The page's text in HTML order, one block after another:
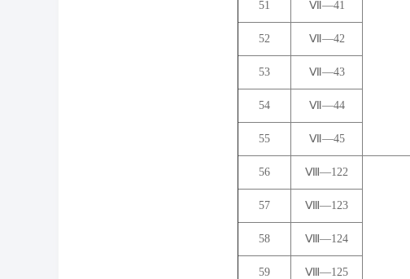
51 Ⅶ―41
52 Ⅶ―42
53 Ⅶ―43
54 Ⅶ―44
55 Ⅶ―45
56 Ⅷ―122
57 Ⅷ―123
58 Ⅷ―124
59 Ⅷ―125